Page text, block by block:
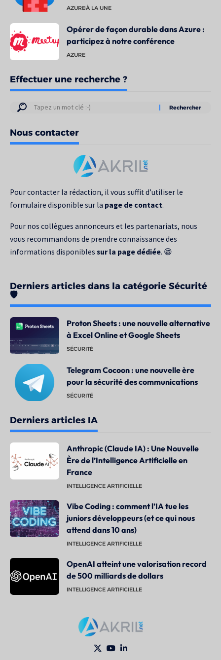
AZUREÀ LA UNE
Opérer de façon durable dans Azure :
participez à notre conférence
AZURE
Effectuer une recherche ?
Résultats
votre
recherche
Nous contacter
Pour contacter la rédaction, il vous suffit d’utiliser le
formulaire disponible sur la page de contact.
Pour nos collègues annonceurs et les partenariats, nous
vous recommandons de prendre connaissance des
informations disponibles sur la page dédiée. 😁
Derniers articles dans la catégorie Sécurité
🛡️
Proton Sheets : une nouvelle alternative
à Excel Online et Google Sheets
SÉCURITÉ
Telegram Cocoon : une nouvelle ère
pour la sécurité des communications
SÉCURITÉ
Derniers articles IA
Anthropic (Claude IA) : Une Nouvelle
Ère de l’Intelligence Artificielle en
France
INTELLIGENCE ARTIFICIELLE
Vibe Coding : comment l’IA tue les
juniors développeurs (et ce qui nous
attend dans 10 ans)
INTELLIGENCE ARTIFICIELLE
OpenAI atteint une valorisation record
de 500 milliards de dollars
INTELLIGENCE ARTIFICIELLE